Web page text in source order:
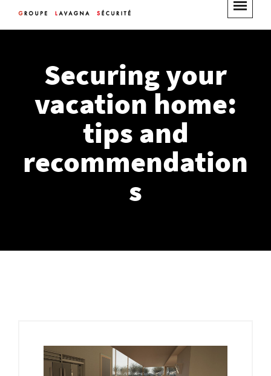
Securing your
vacation home:
tips and
recommendation
s